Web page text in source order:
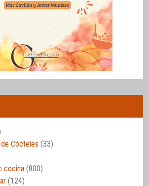
Cócteles (33)
cocina (800)
(124)